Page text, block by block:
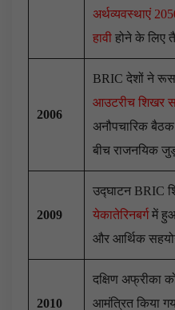
अर्थव्यवस्थाएं
हावी होने के लिए
2006
BRIC देशों ने रूस
आउटरीच शिखर
अनौपचारिक
बीच राजनयिक
2009
उद्घाटन BRIC
येकातेरिनबर्गमें
और आर्थिक
2010
दक्षिण अफ्रीका
आमंत्रित किया